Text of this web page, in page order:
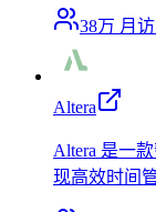
38万 月
Altera
Altera 是一
现高效时间